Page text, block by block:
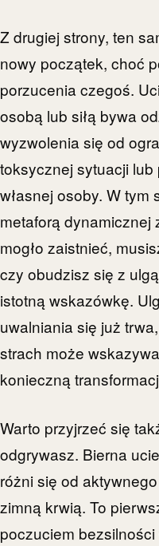
Z drugiej strony, ten
nowy początek, choć
porzucenia czegoś.
osobą lub siłą bywa
wyzwolenia się od
toksycznej sytuacji lub
własnej osoby. W tym
metaforą dynamicznej
mogło zaistnieć,
czy obudzisz się z
istotną wskazówkę.
uwalniania się już
strach może
konieczną
Warto przyjrzeć się
odgrywasz. Bierna
różni się od
zimną krwią. To
poczuciem